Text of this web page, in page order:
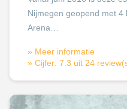
Nijmegen geopend met
Arena…
» Meer informatie
» Cijfer: 7.3 uit 24